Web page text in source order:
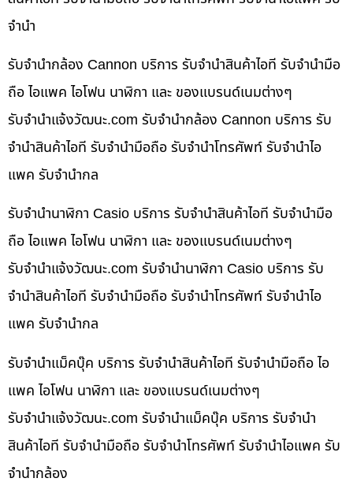
จำนำ
รับจำนำกล้อง Cannon บริการ รับจำนำสินค้าไอที รับจำนำมือ
ถือ ไอแพค ไอโฟน นาฬิกา และ ของแบรนด์เนมต่างๆ
รับจํานําแจ้งวัฒนะ.com รับจำนำกล้อง Cannon บริการ รับ
จำนำสินค้าไอที รับจำนำมือถือ รับจำนำโทรศัพท์ รับจำนำไอ
แพค รับจำนำกล
รับจำนำนาฬิกา Casio บริการ รับจำนำสินค้าไอที รับจำนำมือ
ถือ ไอแพค ไอโฟน นาฬิกา และ ของแบรนด์เนมต่างๆ
รับจํานําแจ้งวัฒนะ.com รับจำนำนาฬิกา Casio บริการ รับ
จำนำสินค้าไอที รับจำนำมือถือ รับจำนำโทรศัพท์ รับจำนำไอ
แพค รับจำนำกล
รับจำนำแม็คบุ๊ค บริการ รับจำนำสินค้าไอที รับจำนำมือถือ ไอ
แพค ไอโฟน นาฬิกา และ ของแบรนด์เนมต่างๆ
รับจํานําแจ้งวัฒนะ.com รับจำนำแม็คบุ๊ค บริการ รับจำนำ
สินค้าไอที รับจำนำมือถือ รับจำนำโทรศัพท์ รับจำนำไอแพค รับ
จำนำกล้อง